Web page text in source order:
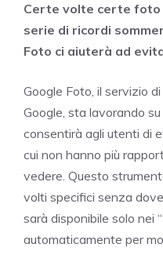
Certe volte certe foto
serie di ricordi
Foto ci aiuterà ad
Google Foto, il servizio
Google, sta lavorando
consentirà agli utenti di
cui non hanno più
vedere. Questo
volti specifici senza
sarà disponibile solo nei
automaticamente per